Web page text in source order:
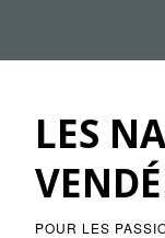
LES
POUR LES